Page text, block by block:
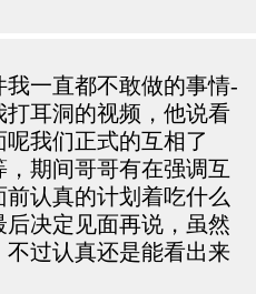
一直都不敢做的事情-
耳洞的视频，他说看
我们正式的互相了
期间哥哥有在强调互
认真的计划着吃什么
决定见面再说，虽然
过认真还是能看出来